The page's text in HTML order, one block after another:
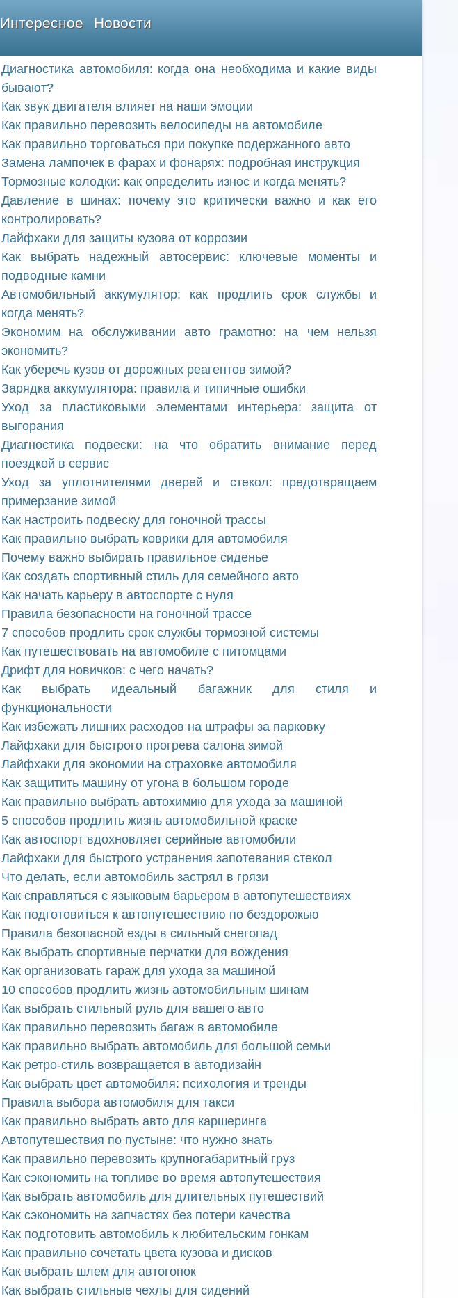
Интересное Новости
Диагностика автомобиля: когда она необходима и какие виды
бывают?
Как звук двигателя влияет на наши эмоции
Как правильно перевозить велосипеды на автомобиле
Как правильно торговаться при покупке подержанного авто
Замена лампочек в фарах и фонарях: подробная инструкция
Тормозные колодки: как определить износ и когда менять?
Давление в шинах: почему это критически важно и как его
контролировать?
Лайфхаки для защиты кузова от коррозии
Как выбрать надежный автосервис: ключевые моменты и
подводные камни
Автомобильный аккумулятор: как продлить срок службы и
когда менять?
Экономим на обслуживании авто грамотно: на чем нельзя
экономить?
Как уберечь кузов от дорожных реагентов зимой?
Зарядка аккумулятора: правила и типичные ошибки
Уход за пластиковыми элементами интерьера: защита от
выгорания
Диагностика подвески: на что обратить внимание перед
поездкой в сервис
Уход за уплотнителями дверей и стекол: предотвращаем
примерзание зимой
Как настроить подвеску для гоночной трассы
Как правильно выбрать коврики для автомобиля
Почему важно выбирать правильное сиденье
Как создать спортивный стиль для семейного авто
Как начать карьеру в автоспорте с нуля
Правила безопасности на гоночной трассе
7 способов продлить срок службы тормозной системы
Как путешествовать на автомобиле с питомцами
Дрифт для новичков: с чего начать?
Как выбрать идеальный багажник для стиля и
функциональности
Как избежать лишних расходов на штрафы за парковку
Лайфхаки для быстрого прогрева салона зимой
Лайфхаки для экономии на страховке автомобиля
Как защитить машину от угона в большом городе
Как правильно выбрать автохимию для ухода за машиной
5 способов продлить жизнь автомобильной краске
Как автоспорт вдохновляет серийные автомобили
Лайфхаки для быстрого устранения запотевания стекол
Что делать, если автомобиль застрял в грязи
Как справляться с языковым барьером в автопутешествиях
Как подготовиться к автопутешествию по бездорожью
Правила безопасной езды в сильный снегопад
Как выбрать спортивные перчатки для вождения
Как организовать гараж для ухода за машиной
10 способов продлить жизнь автомобильным шинам
Как выбрать стильный руль для вашего авто
Как правильно перевозить багаж в автомобиле
Как правильно выбрать автомобиль для большой семьи
Как ретро-стиль возвращается в автодизайн
Как выбрать цвет автомобиля: психология и тренды
Правила выбора автомобиля для такси
Как правильно выбрать авто для каршеринга
Автопутешествия по пустыне: что нужно знать
Как правильно перевозить крупногабаритный груз
Как сэкономить на топливе во время автопутешествия
Как выбрать автомобиль для длительных путешествий
Как сэкономить на запчастях без потери качества
Как подготовить автомобиль к любительским гонкам
Как правильно сочетать цвета кузова и дисков
Как выбрать шлем для автогонок
Как выбрать стильные чехлы для сидений